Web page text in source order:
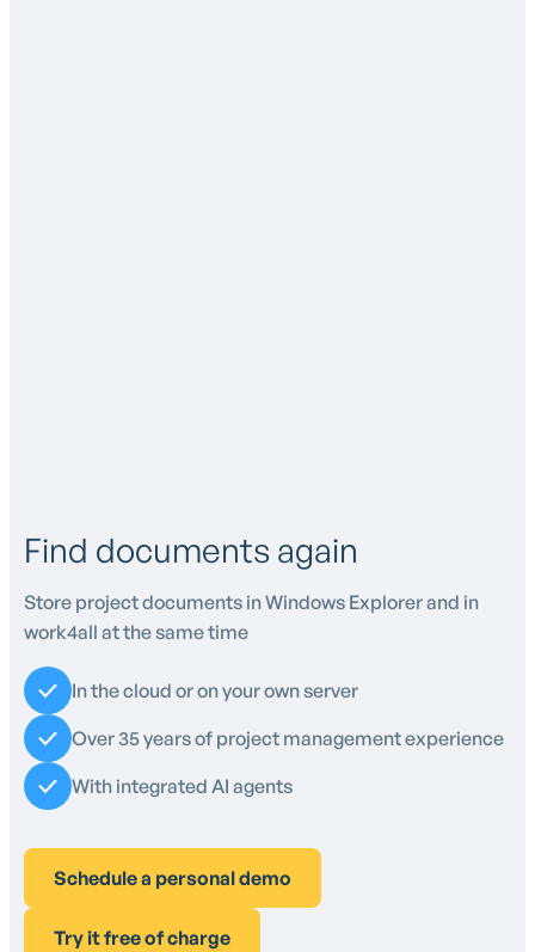
Find documents again
Store project documents in Windows Explorer and in
work4all at the same time
In the cloud or on your own server
Over 35 years of project management experience
With integrated AI agents
Schedule a personal demo
Try it free of charge